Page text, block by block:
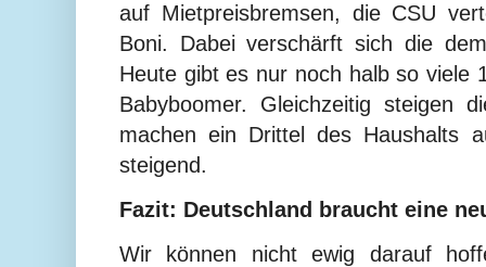
auf Mietpreisbremsen, die CSU
Boni. Dabei verschärft sich die
Heute gibt es nur noch halb so viele
Babyboomer. Gleichzeitig steigen
machen ein Drittel des Haushalts
steigend.
Fazit: Deutschland braucht eine
Wir können nicht ewig darauf